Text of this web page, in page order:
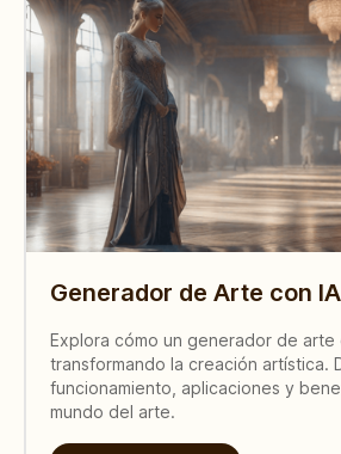
Generador de Arte con IA
Explora cómo un generador de arte
transformando la creación artística.
funcionamiento, aplicaciones y
mundo del arte.